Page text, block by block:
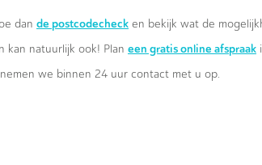
dan de postcodecheck en bekijk wat de
kan natuurlijk ook! Plan een gratis online afspraak
we binnen 24 uur contact met u op.